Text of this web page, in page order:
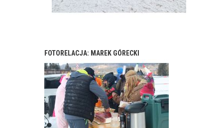
FOTORELACJA: MAREK GÓRECKI